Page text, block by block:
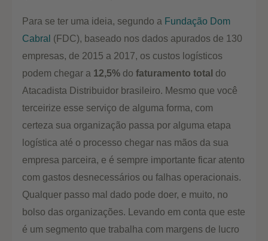
Para se ter uma ideia, segundo a Fundação Dom
Cabral (FDC), baseado nos dados apurados de 130
empresas, de 2015 a 2017, os custos logísticos
podem chegar a 12,5% do faturamento total do
Atacadista Distribuidor brasileiro. Mesmo que você
terceirize esse serviço de alguma forma, com
certeza sua organização passa por alguma etapa
logística até o processo chegar nas mãos da sua
empresa parceira, e é sempre importante ficar atento
com gastos desnecessários ou falhas operacionais.
Qualquer passo mal dado pode doer, e muito, no
bolso das organizações. Levando em conta que este
é um segmento que trabalha com margens de lucro